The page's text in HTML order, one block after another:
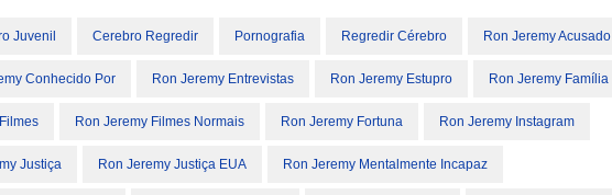
Juvenil Cerebro Regredir Pornografia Regredir Cérebro Ron Jeremy Acusado
Conhecido Por Ron Jeremy Entrevistas Ron Jeremy Estupro Ron Jeremy Família
Ron Jeremy Filmes Normais Ron Jeremy Fortuna Ron Jeremy Instagram
Justiça Ron Jeremy Justiça EUA Ron Jeremy Mentalmente Incapaz